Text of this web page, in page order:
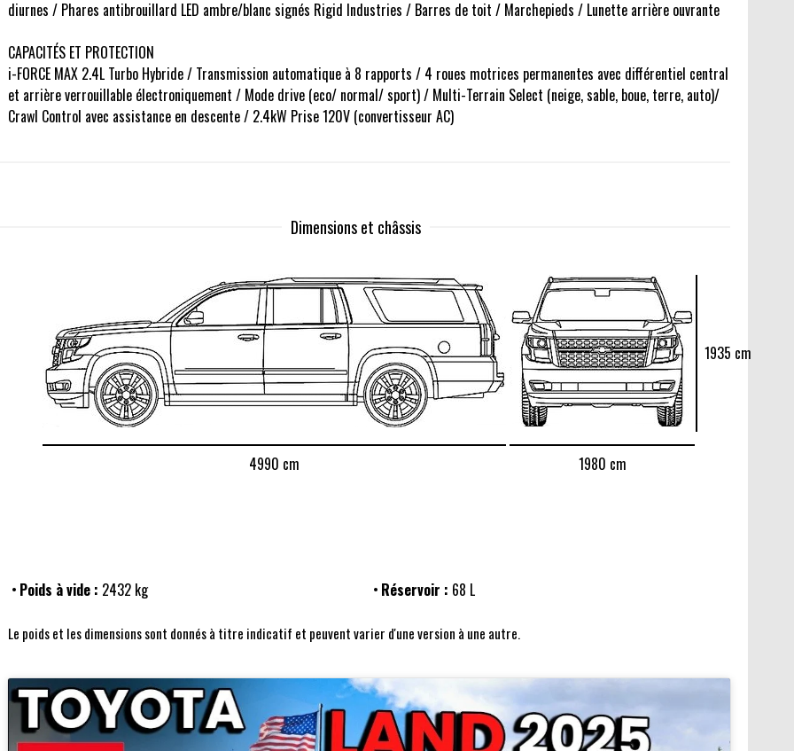
diurnes / Phares antibrouillard LED ambre/blanc signés Rigid Industries / Barres de toit / Marchepieds / Lunette arrière ouvrante
CAPACITÉS ET PROTECTION
i-FORCE MAX 2.4L Turbo Hybride / Transmission automatique à 8 rapports / 4 roues motrices permanentes avec différentiel central
et arrière verrouillable électroniquement / Mode drive (eco/ normal/ sport) / Multi-Terrain Select (neige, sable, boue, terre, auto)/
Crawl Control avec assistance en descente / 2.4kW Prise 120V (convertisseur AC)
Dimensions et châssis
4990 cm 1980 cm
1935 cm
Poids à vide : 2432 kg Réservoir : 68 L
Le poids et les dimensions sont donnés à titre indicatif et peuvent varier d'une version à une autre.